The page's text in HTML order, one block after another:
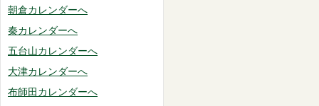
朝倉カレンダーへ
秦カレンダーへ
五台山カレンダーへ
大津カレンダーへ
布師田カレンダーへ